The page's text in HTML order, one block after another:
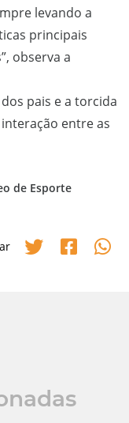
levando a
principais
observa a
pais e a torcida
entre as
de Esporte